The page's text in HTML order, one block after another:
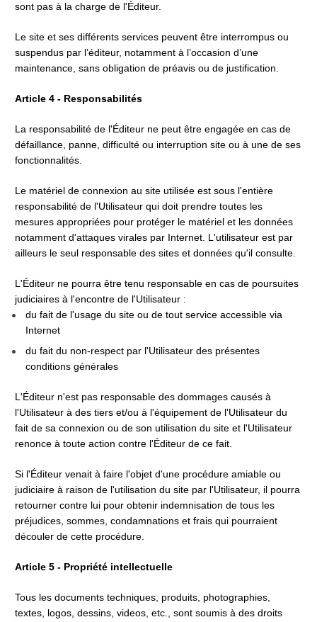
sont pas à la charge de l'Éditeur.
Le site et ses différents services peuvent être interrompus ou
suspendus par l’éditeur, notamment à l’occasion d’une
maintenance, sans obligation de préavis ou de justification.
Article 4 - Responsabilités
La responsabilité de l'Éditeur ne peut être engagée en cas de
défaillance, panne, difficulté ou interruption site ou à une de ses
fonctionnalités.
Le matériel de connexion au site utilisée est sous l'entière
responsabilité de l'Utilisateur qui doit prendre toutes les
mesures appropriées pour protéger le matériel et les données
notamment d'attaques virales par Internet. L'utilisateur est par
ailleurs le seul responsable des sites et données qu'il consulte.
L'Éditeur ne pourra être tenu responsable en cas de poursuites
judiciaires à l'encontre de l'Utilisateur :
du fait de l'usage du site ou de tout service accessible via
Internet
du fait du non-respect par l'Utilisateur des présentes
conditions générales
L'Éditeur n'est pas responsable des dommages causés à
l'Utilisateur à des tiers et/ou à l'équipement de l'Utilisateur du
fait de sa connexion ou de son utilisation du site et l'Utilisateur
renonce à toute action contre l'Éditeur de ce fait.
Si l'Éditeur venait à faire l'objet d'une procédure amiable ou
judiciaire à raison de l'utilisation du site par l'Utilisateur, il pourra
retourner contre lui pour obtenir indemnisation de tous les
préjudices, sommes, condamnations et frais qui pourraient
découler de cette procédure.
Article 5 - Propriété intellectuelle
Tous les documents techniques, produits, photographies,
textes, logos, dessins, videos, etc., sont soumis à des droits